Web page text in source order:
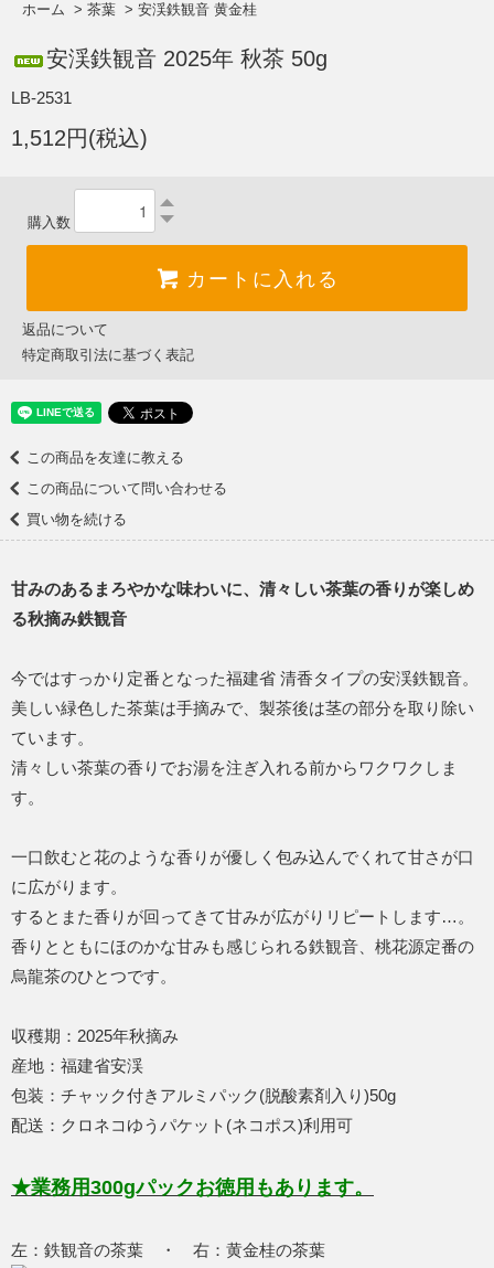
ホーム > 茶葉 > 安渓鉄観音 黄金桂
安渓鉄観音 2025年 秋茶 50g
LB-2531
1,512円(税込)
購入数
カートに入れる
返品について
特定商取引法に基づく表記
この商品を友達に教える
この商品について問い合わせる
買い物を続ける
甘みのあるまろやかな味わいに、清々しい茶葉の香りが楽しめ
る秋摘み鉄観音
今ではすっかり定番となった福建省 清香タイプの安渓鉄観音。
美しい緑色した茶葉は手摘みで、製茶後は茎の部分を取り除い
ています。
清々しい茶葉の香りでお湯を注ぎ入れる前からワクワクしま
す。
一口飲むと花のような香りが優しく包み込んでくれて甘さが口
に広がります。
するとまた香りが回ってきて甘みが広がりリピートします…。
香りとともにほのかな甘みも感じられる鉄観音、桃花源定番の
烏龍茶のひとつです。
収穫期：2025年秋摘み
産地：福建省安渓
包装：チャック付きアルミパック(脱酸素剤入り)50g
配送：クロネコゆうパケット(ネコポス)利用可
★業務用300gパックお徳用もあります。
左：鉄観音の茶葉 ・ 右：黄金桂の茶葉